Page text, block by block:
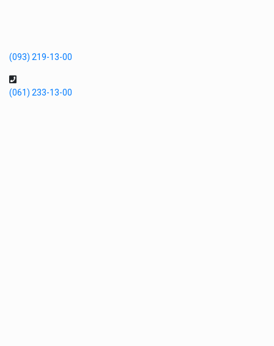
(093) 219-13-00
(061) 233-13-00